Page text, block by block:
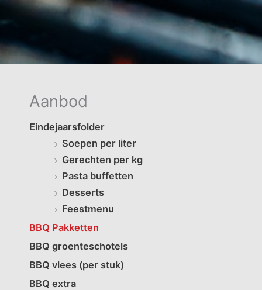
Aanbod
Eindejaarsfolder
Soepen per liter
Gerechten per kg
Pasta buffetten
Desserts
Feestmenu
BBQ Pakketten
BBQ groenteschotels
BBQ vlees (per stuk)
BBQ extra